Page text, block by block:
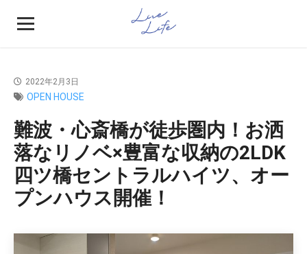
2022年2月3日
OPEN HOUSE
難波・心斎橋が徒歩圏内！お洒
落なリノベ×豊富な収納の2LDK
四ツ橋セントラルハイツ、オー
プンハウス開催！